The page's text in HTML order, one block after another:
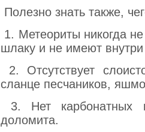
Полезно знать также,
1. Метеориты никогда
шлаку и не имеют внутри
2. Отсутствует
сланце песчаников,
3. Hет карбонатных
доломита.